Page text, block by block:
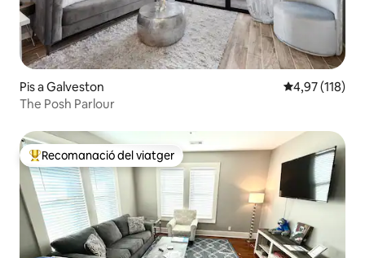
Pis a Galveston 4,97 de
4,97 (118)
The Posh Parlour
Principals recomanacions dels viatgers
Recomanació del viatger